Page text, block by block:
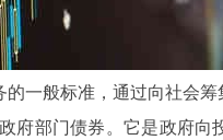
一般标准，通过向社会
府部门债券。它是政府